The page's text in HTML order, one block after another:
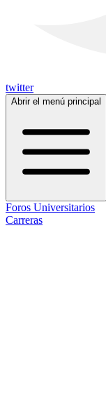
twitter
Abrir el menú principal
Foros Universitarios
Carreras